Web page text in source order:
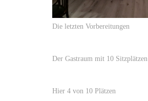
Die letzten Vorbereitungen
Der Gastraum mit 10 Sitzplätzen
Hier 4 von 10 Plätzen